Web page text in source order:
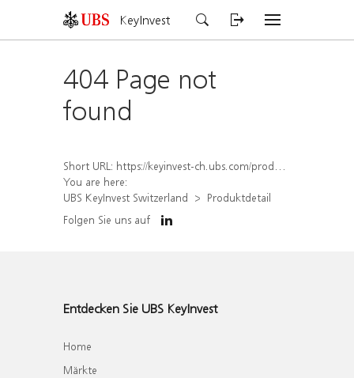
KeyInvest
404 Page not
found
Short URL: https://keyinvest-ch.ubs.com/produkt/detail/index/isin/CH1554886668
You are here:
UBS KeyInvest Switzerland
Produktdetail
Folgen Sie uns auf
Entdecken Sie UBS KeyInvest
Home
Märkte